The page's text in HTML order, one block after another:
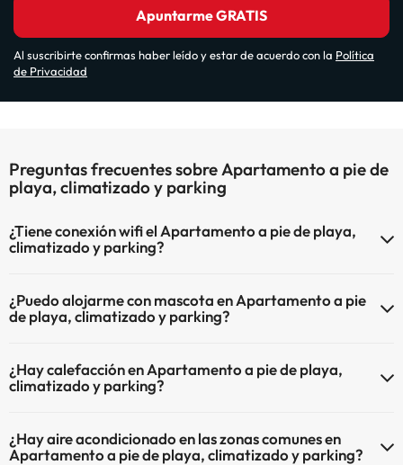
Apuntarme GRATIS
Al suscribirte confirmas haber leído y estar de acuerdo con la Política
de Privacidad
Preguntas frecuentes sobre Apartamento a pie de
playa, climatizado y parking
¿Tiene conexión wifi el Apartamento a pie de playa,
climatizado y parking?
Fi.
¿Puedo alojarme con mascota en Apartamento a pie
de playa, climatizado y parking?
mascotas (previa petición y de pago directo en hotel). Consulta las
condiciones.
¿Hay calefacción en Apartamento a pie de playa,
climatizado y parking?
calefacción en las zonas comunes.
¿Hay aire acondicionado en las zonas comunes en
Apartamento a pie de playa, climatizado y parking?